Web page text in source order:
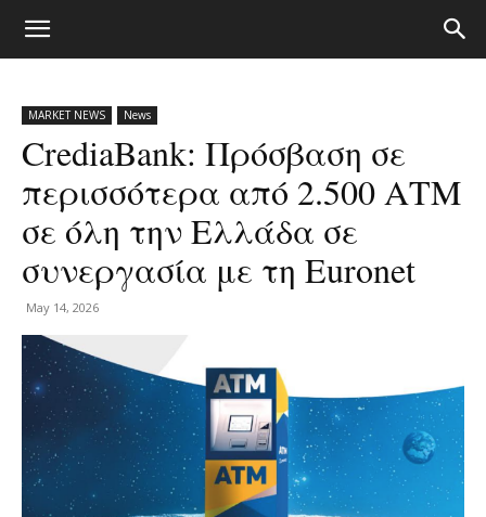
MARKET NEWS News
CrediaBank: Πρόσβαση σε
περισσότερα από 2.500 ΑΤΜ
σε όλη την Ελλάδα σε
συνεργασία με τη Euronet
May 14, 2026